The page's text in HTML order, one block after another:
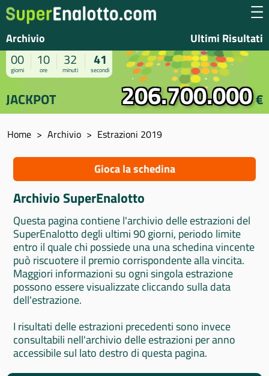
Archivio Ultimi Risultati
00
giorni
10
ore
32
minuti
40
secondi
JACKPOT 206.700.000€
Home Archivio Estrazioni 2019
Gioca la schedina
Archivio SuperEnalotto
Questa pagina contiene l'archivio delle estrazioni del
SuperEnalotto degli ultimi 90 giorni, periodo limite
entro il quale chi possiede una una schedina vincente
può riscuotere il premio corrispondente alla vincita.
Maggiori informazioni su ogni singola estrazione
possono essere visualizzate cliccando sulla data
dell'estrazione.
I risultati delle estrazioni precedenti sono invece
consultabili nell'archivio delle estrazioni per anno
accessibile sul lato destro di questa pagina.